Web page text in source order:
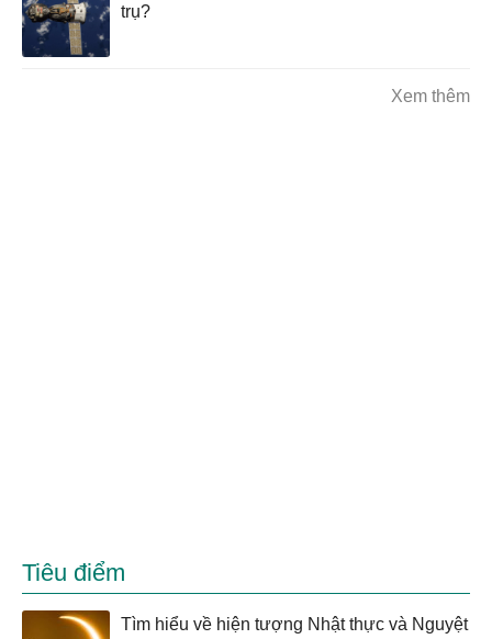
trụ?
Xem thêm
Tiêu điểm
Tìm hiểu về hiện tượng Nhật thực và Nguyệt